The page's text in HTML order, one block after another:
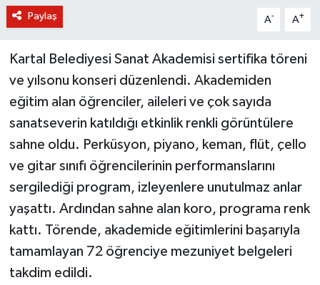
Paylaş A- A+
Kartal Belediyesi Sanat Akademisi sertifika töreni
ve yılsonu konseri düzenlendi. Akademiden
eğitim alan öğrenciler, aileleri ve çok sayıda
sanatseverin katıldığı etkinlik renkli görüntülere
sahne oldu. Perküsyon, piyano, keman, flüt, çello
ve gitar sınıfı öğrencilerinin performanslarını
sergilediği program, izleyenlere unutulmaz anlar
yaşattı. Ardından sahne alan koro, programa renk
kattı. Törende, akademide eğitimlerini başarıyla
tamamlayan 72 öğrenciye mezuniyet belgeleri
takdim edildi.